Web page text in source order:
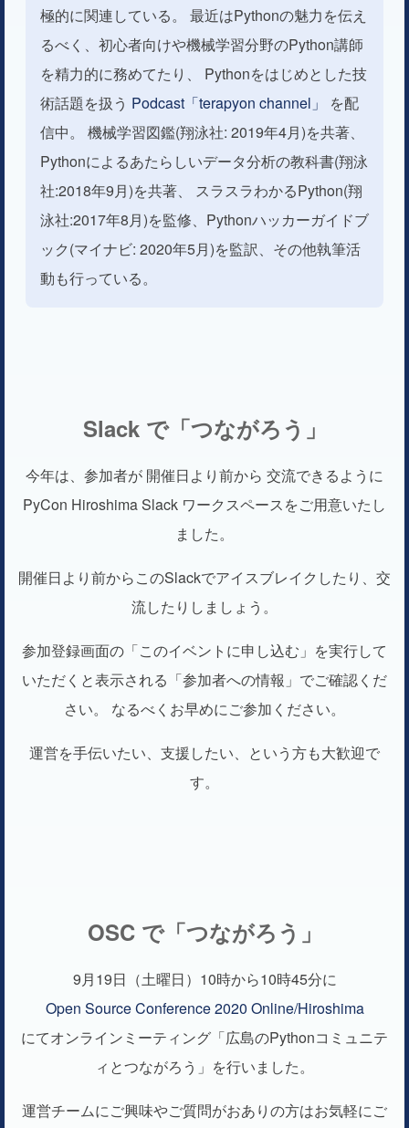
極的に関連している。 最近はPythonの魅力を伝え
るべく、初心者向けや機械学習分野のPython講師
を精力的に務めてたり、 Pythonをはじめとした技
術話題を扱う Podcast「terapyon channel」
を配
信中。 機械学習図鑑(翔泳社: 2019年4月)を共著、
Pythonによるあたらしいデータ分析の教科書(翔泳
社:2018年9月)を共著、 スラスラわかるPython(翔
泳社:2017年8月)を監修、Pythonハッカーガイドブ
ック(マイナビ: 2020年5月)を監訳、その他執筆活
動も行っている。
Slack で「つながろう」
今年は、参加者が 開催日より前から 交流できるように
PyCon Hiroshima Slack ワークスペースをご用意いたし
ました。
開催日より前からこのSlackでアイスブレイクしたり、交
流したりしましょう。
参加登録画面の「このイベントに申し込む」を実行して
いただくと表示される「参加者への情報」でご確認くだ
さい。 なるべくお早めにご参加ください。
運営を手伝いたい、支援したい、という方も大歓迎で
す。
OSC で「つながろう」
9月19日（土曜日）10時から10時45分に
Open Source Conference 2020 Online/Hiroshima
にてオンラインミーティング「広島のPythonコミュニテ
ィとつながろう」を行いました。
運営チームにご興味やご質問がおありの方はお気軽にご